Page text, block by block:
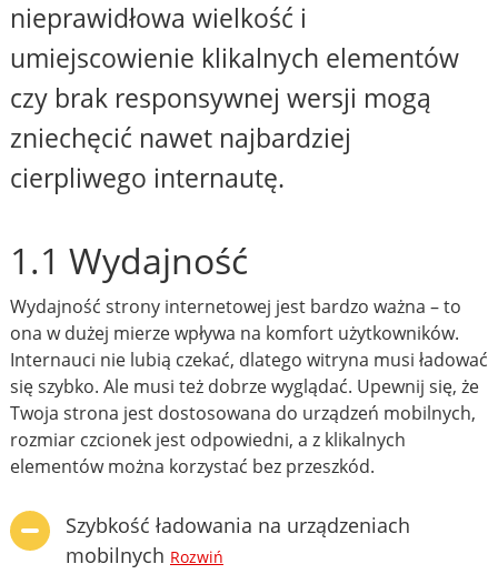
nieprawidłowa wielkość i
umiejscowienie klikalnych elementów
czy brak responsywnej wersji mogą
zniechęcić nawet najbardziej
cierpliwego internautę.
1.1 Wydajność
Wydajność strony internetowej jest bardzo ważna – to
ona w dużej mierze wpływa na komfort użytkowników.
Internauci nie lubią czekać, dlatego witryna musi ładować
się szybko. Ale musi też dobrze wyglądać. Upewnij się, że
Twoja strona jest dostosowana do urządzeń mobilnych,
rozmiar czcionek jest odpowiedni, a z klikalnych
elementów można korzystać bez przeszkód.
Szybkość ładowania na urządzeniach
mobilnych Rozwiń